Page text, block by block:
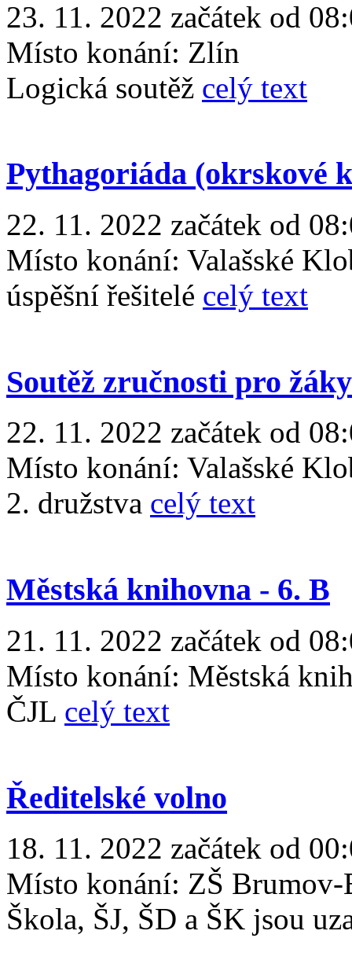
23. 11. 2022 začátek od
Místo konání: Zlín
Logická soutěž celý text
Pythagoriáda (okrskové
22. 11. 2022 začátek od
Místo konání: Valašské
úspěšní řešitelé celý text
Soutěž zručnosti pro
22. 11. 2022 začátek od
Místo konání: Valašské
2. družstva celý text
Městská knihovna - 6. B
21. 11. 2022 začátek od
Místo konání: Městská
ČJL celý text
Ředitelské volno
18. 11. 2022 začátek od
Místo konání: ZŠ
Škola, ŠJ, ŠD a ŠK jsou